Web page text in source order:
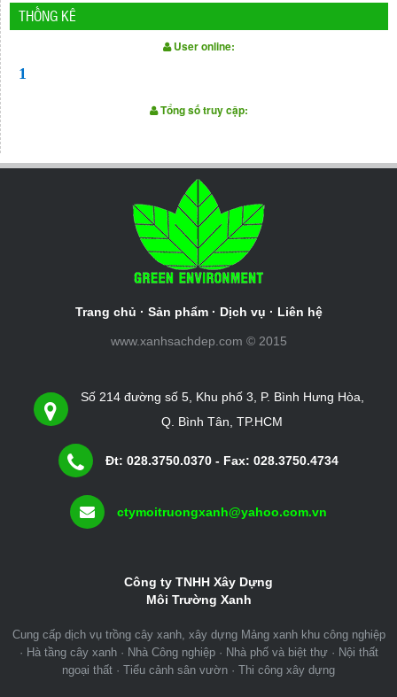
THỐNG KÊ
User online:
1
Tổng số truy cập:
Trang chủ · Sản phẩm· Dịch vụ · Liên hệ
www.xanhsachdep.com © 2015
Số 214 đường số 5, Khu phố 3, P. Bình Hưng Hòa,
Q. Bình Tân, TP.HCM
Đt: 028.3750.0370 - Fax: 028.3750.4734
ctymoitruongxanh@yahoo.com.vn
Công ty TNHH Xây Dựng
Môi Trường Xanh
Cung cấp dịch vụ trồng cây xanh, xây dựng Mảng xanh khu công nghiệp
· Hà tầng cây xanh · Nhà Công nghiệp · Nhà phố và biệt thự · Nội thất
ngoại thất · Tiểu cảnh sân vườn · Thi công xây dựng